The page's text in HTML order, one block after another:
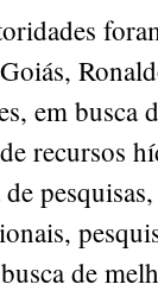
em busca
recursos
de